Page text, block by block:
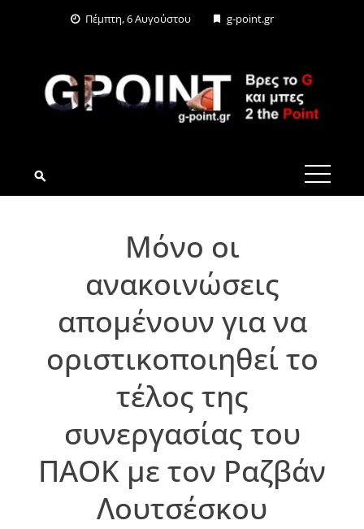
Πέμπτη, 6 Αυγούστου g-point.gr
G-POINT.GR
Μόνο οι
ανακοινώσεις
απομένουν για να
οριστικοποιηθεί το
τέλος της
συνεργασίας του
ΠΑΟΚ με τον Ραζβάν
Λουτσέσκου